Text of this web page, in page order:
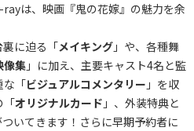
は、映画『鬼の花嫁』の魅力を余
に迫る「メイキング 」や、各種舞
像集 」に加え、主要キャスト4名と監
な「ビジュアルコメンタリー 」を収
「オリジナルカード 」、外装特典と
ついてきます！さらに早期予約者に